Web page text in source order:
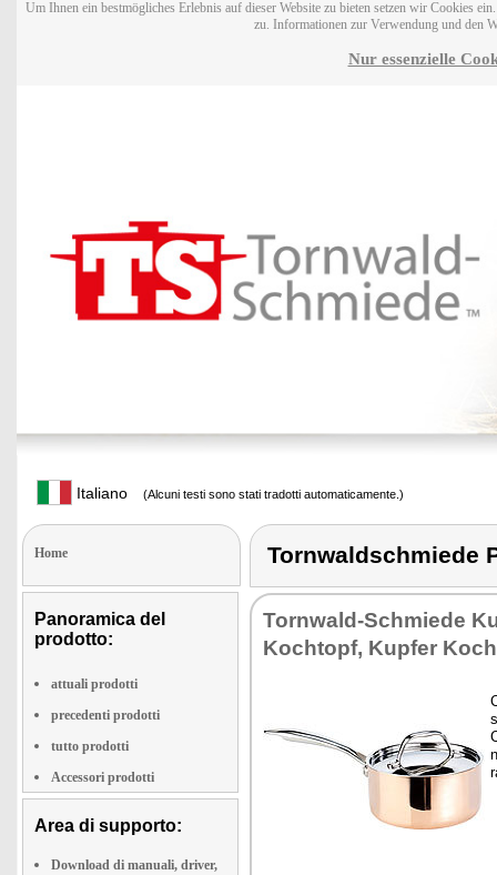
Um Ihnen ein bestmögliches Erlebnis auf dieser Website zu bieten setzen wir Cookies
zu. Informationen zur Verwendung und den
Nur essenzielle
Italiano (Alcuni testi sono stati tradotti automaticamente.)
Home
Panoramica del
prodotto:
attuali prodotti
precedenti prodotti
tutto prodotti
Accessori prodotti
Area di supporto:
Download di manuali, driver,
Tornwaldschmiede
Tor­n­wald-Sch­mie­de
Ko­ch­to­pf, Ku­p­fer